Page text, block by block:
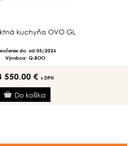
kuchyňa OVO GL
do: od 05/2026
Výrobca: Q-BOO
550.00 € s DPH